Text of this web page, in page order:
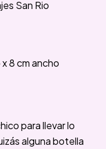
San Rio
8 cm ancho
para llevar lo
alguna botella